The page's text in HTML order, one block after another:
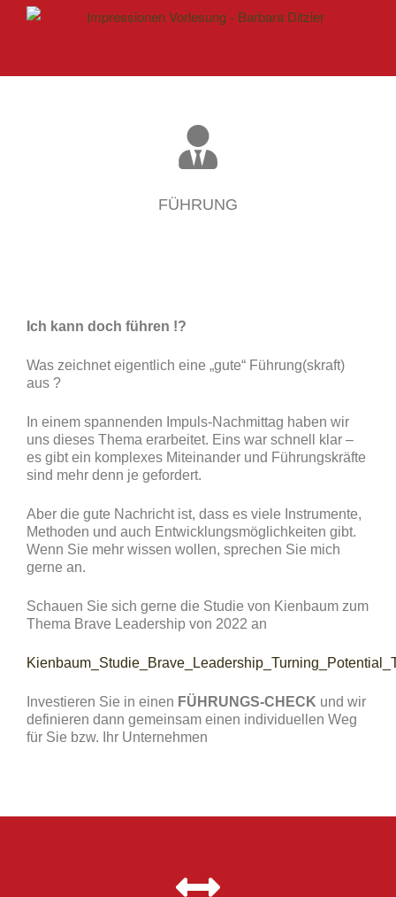
FÜHRUNG
Ich kann doch führen !?
Was zeichnet eigentlich eine „gute“ Führung(skraft)
aus ?
In einem spannenden Impuls-Nachmittag haben wir
uns dieses Thema erarbeitet. Eins war schnell klar –
es gibt ein komplexes Miteinander und Führungskräfte
sind mehr denn je gefordert.
Aber die gute Nachricht ist, dass es viele Instrumente,
Methoden und auch Entwicklungsmöglichkeiten gibt.
Wenn Sie mehr wissen wollen, sprechen Sie mich
gerne an.
Schauen Sie sich gerne die Studie von Kienbaum zum
Thema Brave Leadership von 2022 an
Investieren Sie in einen FÜHRUNGS-CHECK und wir
definieren dann gemeinsam einen individuellen Weg
für Sie bzw. Ihr Unternehmen